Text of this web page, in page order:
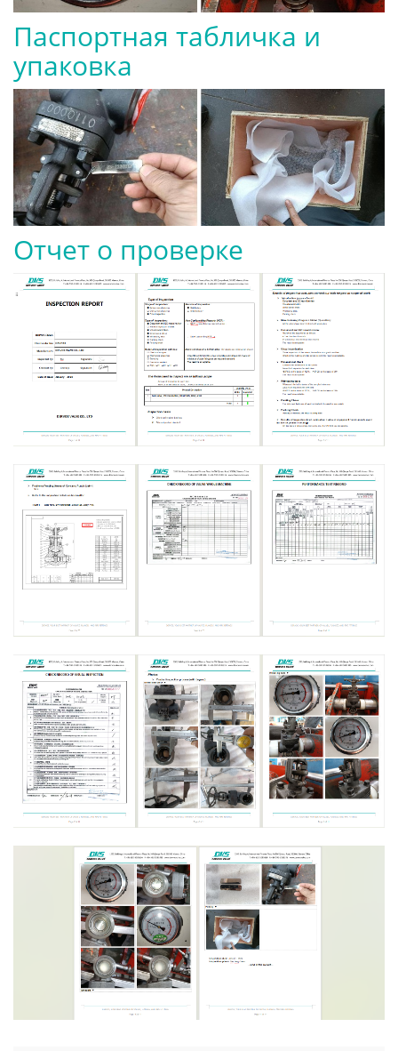
Паспортная табличка и
упаковка
Отчет о проверке